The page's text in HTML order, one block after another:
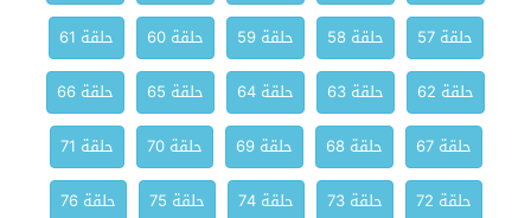
حلقة 57
حلقة 58 حلقة 59 حلقة 60
حلقة 61
حلقة 62
حلقة 63 حلقة 64 حلقة 65
حلقة 66
حلقة 67
حلقة 68 حلقة 69 حلقة 70
حلقة 71
حلقة 72
حلقة 73 حلقة 74 حلقة 75
حلقة 76